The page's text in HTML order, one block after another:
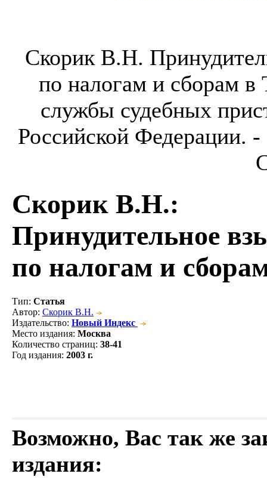
Скорик В.Н.
по налогам и сборам в
службы судебных
Российской
Скорик В.Н.:
Принудительное
по налогам и
Тип: Статья
Автор: Скорик В.Н.
Издательство: Новый Индекс
Место издания: Москва
Количество страниц: 38-41
Год издания: 2003 г.
Возможно, Вас так же
издания: